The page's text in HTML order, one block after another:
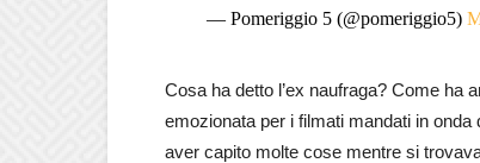
— Pomeriggio 5 (@pomeriggio5)
Cosa ha detto l’ex naufraga? Come ha
emozionata per i filmati mandati in onda
aver capito molte cose mentre si